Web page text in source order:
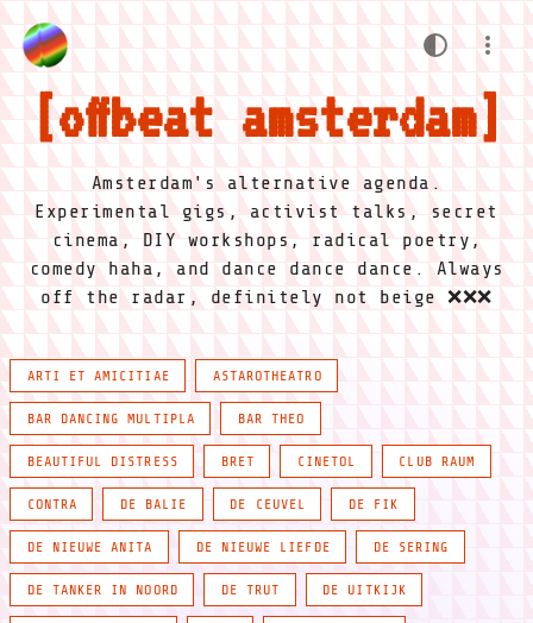
offbeat amsterdam
Amsterdam's alternative agenda.
Experimental gigs, activist talks, secret
cinema, DIY workshops, radical poetry,
comedy haha, and dance dance dance. Always
off the radar, definitely not beige ❌❌❌
ARTI ET AMICITIAE ASTAROTHEATRO
BAR DANCING MULTIPLA BAR THEO
BEAUTIFUL DISTRESS BRET CINETOL CLUB RAUM
CONTRA DE BALIE DE CEUVEL DE FIK
DE NIEUWE ANITA DE NIEUWE LIEFDE DE SERING
DE TANKER IN NOORD DE TRUT DE UITKIJK